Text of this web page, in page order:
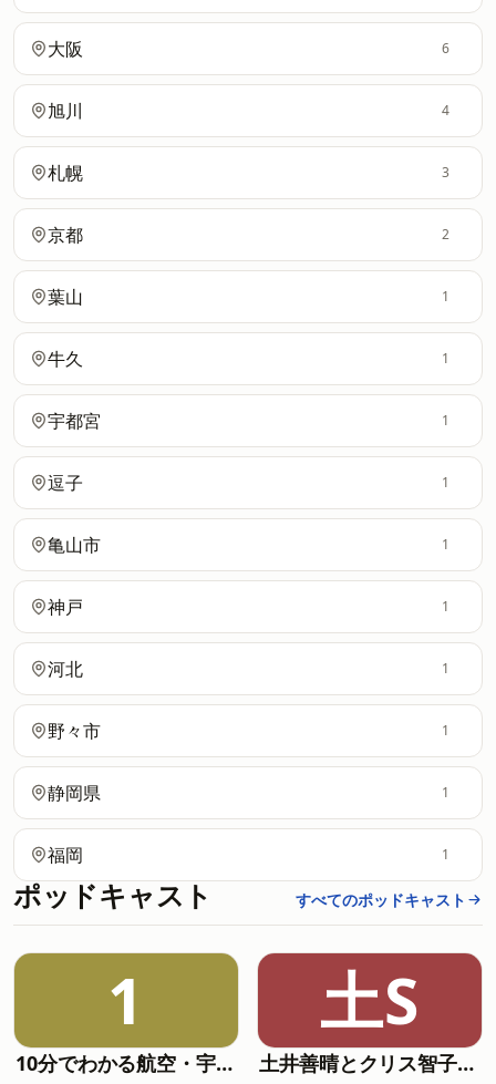
大阪 6
旭川 4
札幌 3
京都 2
葉山 1
牛久 1
宇都宮 1
逗子 1
亀山市 1
神戸 1
河北 1
野々市 1
静岡県 1
福岡 1
ポッドキャスト すべてのポッドキャスト
1
10分でわかる航空・宇宙ニュース
土S
土井善晴とクリス智子が料理を哲学するポッドキャスト supported by ZOJIRUSHI